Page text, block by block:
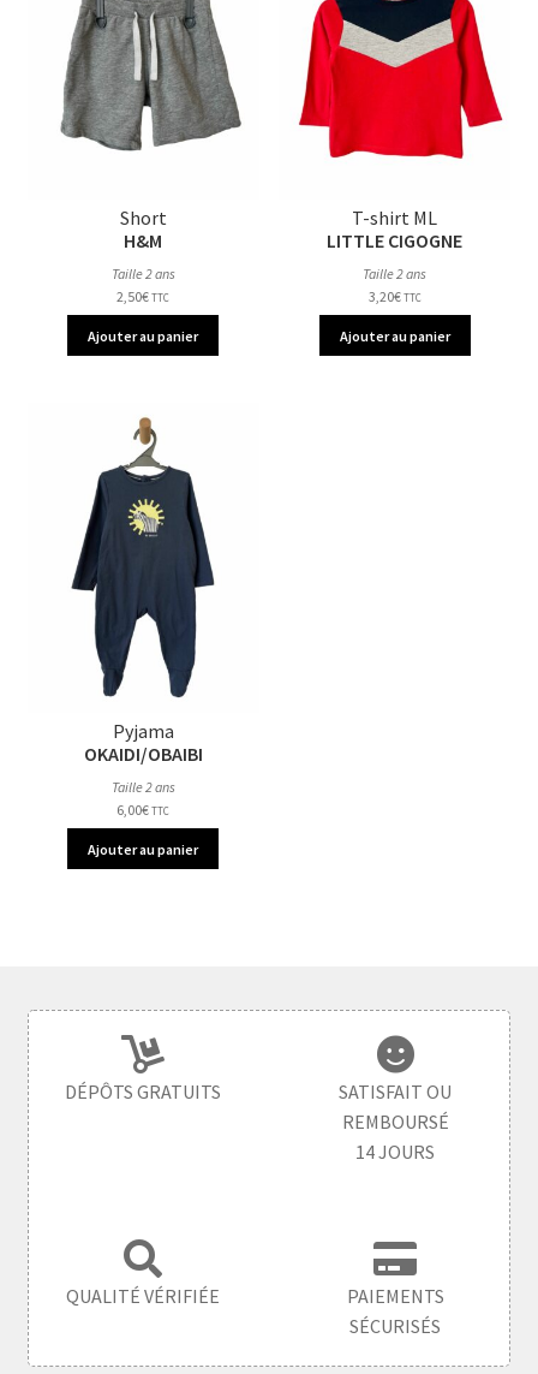
Short
H&M
Taille 2 ans
2,50€ TTC
Ajouter au panier
T-shirt ML
LITTLE CIGOGNE
Taille 2 ans
3,20€ TTC
Ajouter au panier
Pyjama
OKAIDI/OBAIBI
Taille 2 ans
6,00€ TTC
Ajouter au panier
DÉPÔTS GRATUITS
SATISFAIT OU
REMBOURSÉ
14 JOURS
QUALITÉ VÉRIFIÉE
PAIEMENTS
SÉCURISÉS